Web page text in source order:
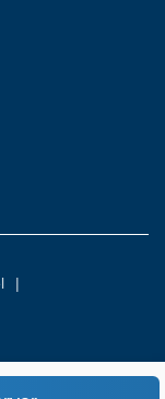
|